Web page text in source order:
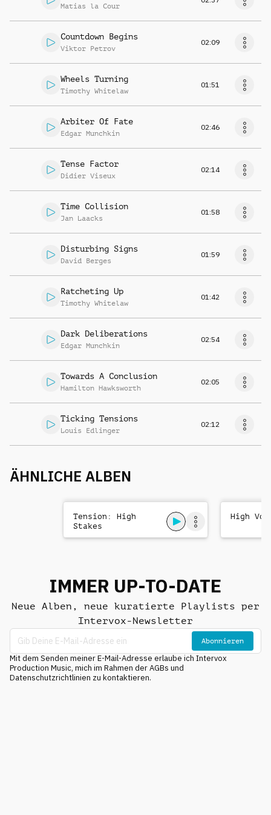
Matias la Cour
Countdown Begins
Viktor Petrov
02:09
Wheels Turning
Timothy Whitelaw
01:51
Arbiter Of Fate
Edgar Munchkin
02:46
Tense Factor
Didier Viseux
02:14
Time Collision
Jan Laacks
01:58
Disturbing Signs
David Berges
01:59
Ratcheting Up
Timothy Whitelaw
01:42
Dark Deliberations
Edgar Munchkin
02:54
Towards A Conclusion
Hamilton Hawksworth
02:05
Ticking Tensions
Louis Edlinger
02:12
ÄHNLICHE ALBEN
Tension: High
Stakes
High
IMMER UP-TO-DATE
Neue Alben, neue kuratierte Playlists per
Intervox-Newsletter
Abonnieren
Mit dem Senden meiner E-Mail-Adresse erlaube ich Intervox
Production Music, mich im Rahmen der AGBs und
Datenschutzrichtlinien zu kontaktieren.